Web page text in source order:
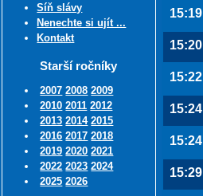
Síň slávy
Nenechte si ujít ...
Kontakt
Starší ročníky
2007 2008 2009
2010 2011 2012
2013 2014 2015
2016 2017 2018
2019 2020 2021
2022 2023 2024
2025 2026
15:19
15:20
15:22
15:24
15:24
15:29